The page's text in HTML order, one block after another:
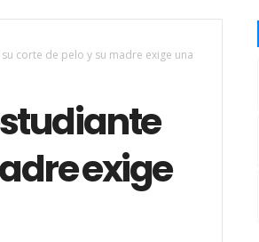
corte de pelo y su madre exige una
exige